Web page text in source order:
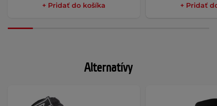
+ Pridať do košíka + Pridať
Alternatívy